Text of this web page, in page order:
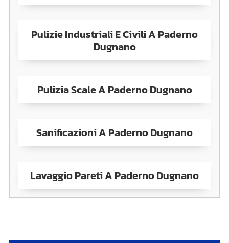
Pulizie Industriali E Civili A Paderno
Dugnano
Pulizia Scale A Paderno Dugnano
Sanificazioni A Paderno Dugnano
Lavaggio Pareti A Paderno Dugnano